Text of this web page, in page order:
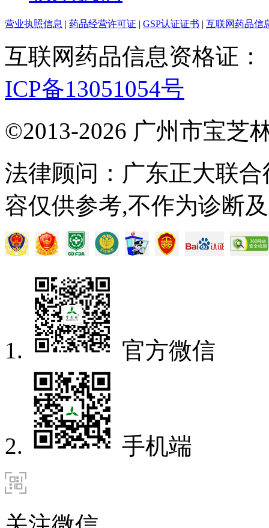
营业执照信息 | 药品经营许可证 | GSP认证证书 | 互联网药品信
互联网药品信息资格证
ICP备13051054号
©2013-2026 广州市宝芝
法律顾问：广东正大联
容仅供参考,不作为诊断
官方微信
手机端